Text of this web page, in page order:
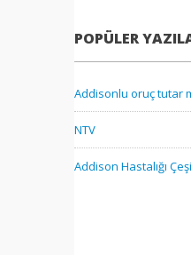
POPÜLER
Addisonlu oruç tutar
NTV
Addison Hastalığı